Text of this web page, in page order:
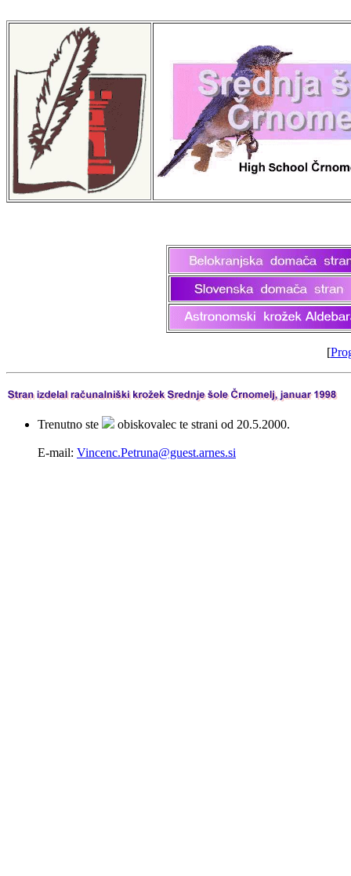
[
Trenutno ste obiskovalec te strani od 20.5.2000.
E-mail: Vincenc.Petruna@guest.arnes.si